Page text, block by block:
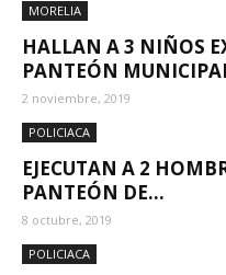
MORELIA
HALLAN A 3 NIÑOS
PANTEÓN
2 noviembre, 2019
POLICIACA
EJECUTAN A 2
PANTEÓN DE...
8 octubre, 2019
POLICIACA